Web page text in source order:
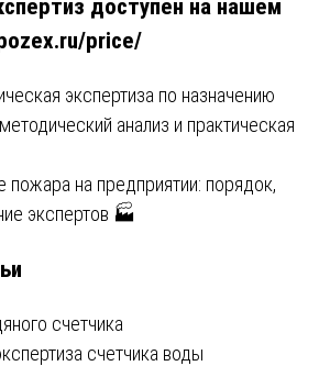
доступен на нашем
price/
экспертиза по назначению
анализ и практическая
пожара на предприятии: порядок,
экспертов 🏭
счетчика
счетчика воды